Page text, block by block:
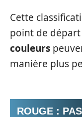
Cette
point de
couleurs
manière plus
ROUGE :